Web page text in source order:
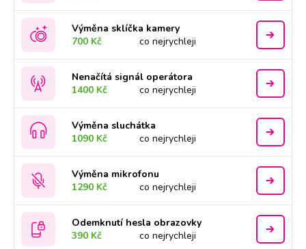
Výměna sklíčka kamery
700 Kč
co nejrychleji
Nenačítá signál operátora
1400 Kč
co nejrychleji
Výměna sluchátka
1090 Kč
co nejrychleji
Výměna mikrofonu
1290 Kč
co nejrychleji
Odemknutí hesla obrazovky
390 Kč
co nejrychleji